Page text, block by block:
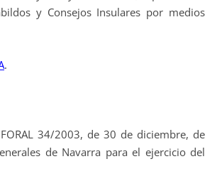
y Consejos Insulares por medios
.
FORAL 34/2003, de 30 de diciembre, de
de Navarra para el ejercicio del